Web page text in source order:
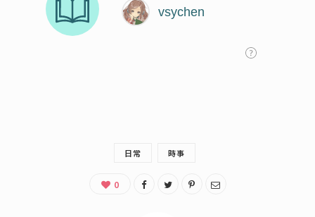
日常 時事
0